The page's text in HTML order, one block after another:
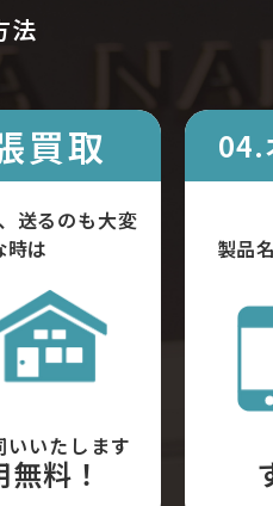
法
買取
送るのも大変
時は
いたします
料！
04.
製品